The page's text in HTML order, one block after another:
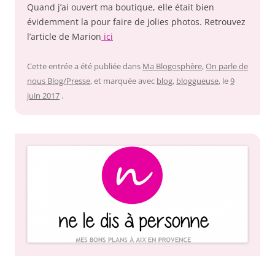
Quand j’ai ouvert ma boutique, elle était bien
évidemment la pour faire de jolies photos. Retrouvez
l’article de Marion ici
Cette entrée a été publiée dans Ma Blogosphère,On parle de
nous Blog/Presse, et marquée avec blog, bloggueuse, le9
juin 2017 .